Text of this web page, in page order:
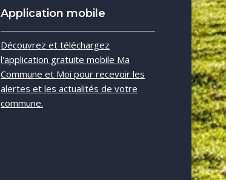
Application mobile
Découvrez et téléchargez
l'application gratuite mobile Ma
Commune et Moi pour recevoir les
alertes et les actualités de votre
commune.